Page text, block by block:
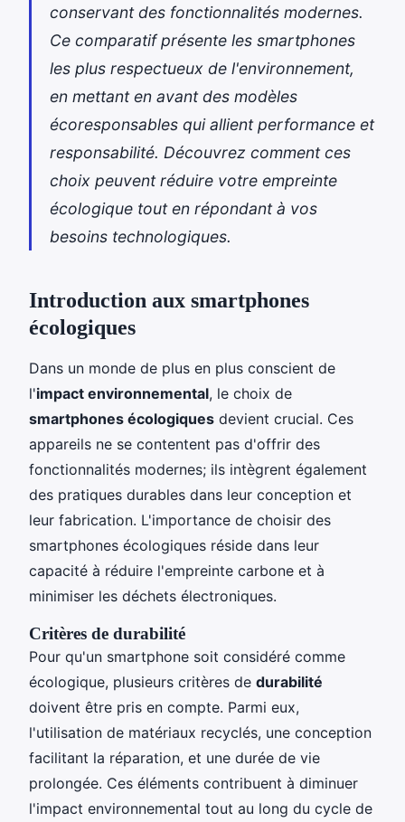
conservant des fonctionnalités modernes.
Ce comparatif présente les smartphones
les plus respectueux de l'environnement,
en mettant en avant des modèles
écoresponsables qui allient performance et
responsabilité. Découvrez comment ces
choix peuvent réduire votre empreinte
écologique tout en répondant à vos
besoins technologiques.
Introduction aux smartphones
écologiques
Dans un monde de plus en plus conscient de
l'impact environnemental, le choix de
smartphones écologiques devient crucial. Ces
appareils ne se contentent pas d'offrir des
fonctionnalités modernes; ils intègrent également
des pratiques durables dans leur conception et
leur fabrication. L'importance de choisir des
smartphones écologiques réside dans leur
capacité à réduire l'empreinte carbone et à
minimiser les déchets électroniques.
Critères de durabilité
Pour qu'un smartphone soit considéré comme
écologique, plusieurs critères de durabilité
doivent être pris en compte. Parmi eux,
l'utilisation de matériaux recyclés, une conception
facilitant la réparation, et une durée de vie
prolongée. Ces éléments contribuent à diminuer
l'impact environnemental tout au long du cycle de